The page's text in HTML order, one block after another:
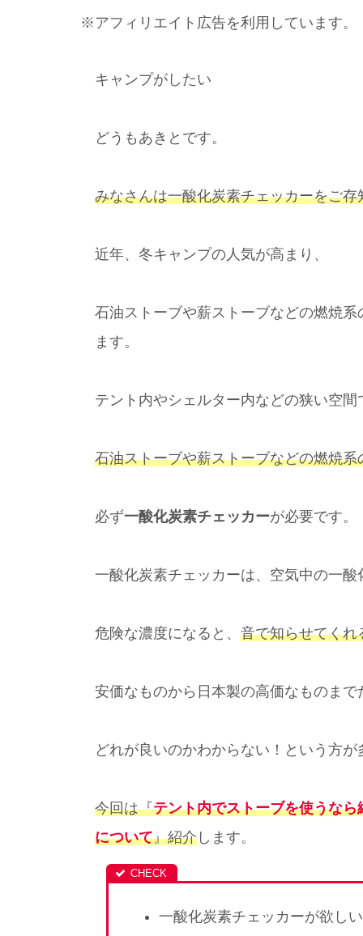
※アフィリエイト広告を利用しています。
キャンプがしたい
どうもあきとです。
みなさんは一酸化炭素チェッカーをご存
近年、冬キャンプの人気が高まり、
石油ストーブや薪ストーブなどの燃焼
ます。
テント内やシェルター内などの狭い空間
石油ストーブや薪ストーブなどの燃焼系
必ず一酸化炭素チェッカーが必要です。
一酸化炭素チェッカーは、空気中の一
危険な濃度になると、 音で知らせてくれ
安価なものから日本製の高価なものま
どれが良いのかわからない！という方
今回は『テント内でストーブを使うな
について』紹介 します。
一酸化炭素チェッカーが欲し